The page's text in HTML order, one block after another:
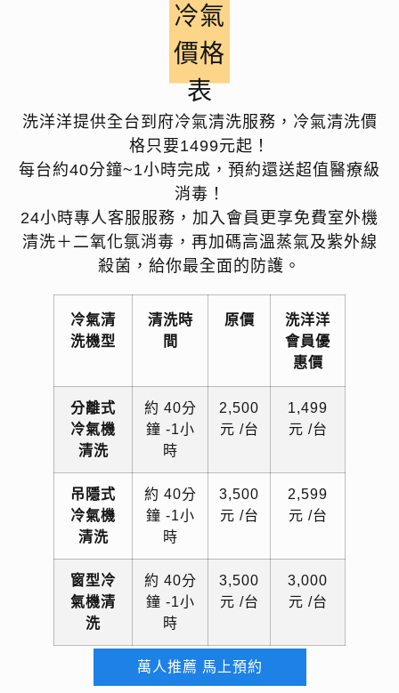
冷氣
價格
表
洗洋洋提供全台到府冷氣清洗服務，冷氣清洗價
格只要1499元起！
每台約40分鐘~1小時完成，預約還送超值醫療級
消毒！
24小時專人客服服務，加入會員更享免費室外機
清洗＋二氧化氯消毒，再加碼高溫蒸氣及紫外線
殺菌，給你最全面的防護。
冷氣清
洗機型
清洗時
間
原價
洗洋洋
會員優
惠價
分離式
冷氣機
清洗
約 40分
鐘 -1小
時
2,500
元 /台
1,499
元 /台
吊隱式
冷氣機
清洗
約 40分
鐘 -1小
時
3,500
元 /台
2,599
元 /台
窗型冷
氣機清
洗
約 40分
鐘 -1小
時
3,500
元 /台
3,000
元 /台
萬人推薦 馬上預約